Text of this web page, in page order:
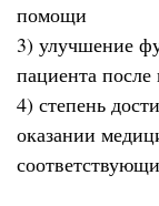
помощи
3) улучшение
пациента
4) степень
оказании